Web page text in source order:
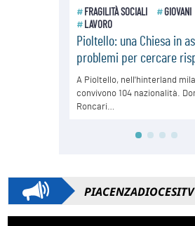
PIACENZADIOCESITV